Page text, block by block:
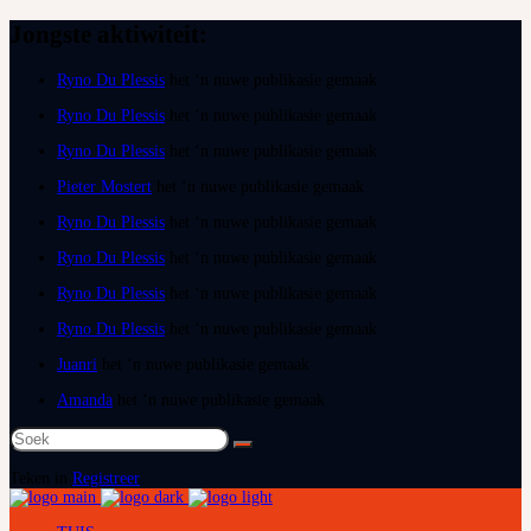
Ryno Du Plessis
Ryno Du Plessis
Ryno Du Plessis
Pieter Mostert
Ryno Du Plessis
Ryno Du Plessis
Ryno Du Plessis
Ryno Du Plessis
Juanri
Amanda
Soek
na:
Registreer